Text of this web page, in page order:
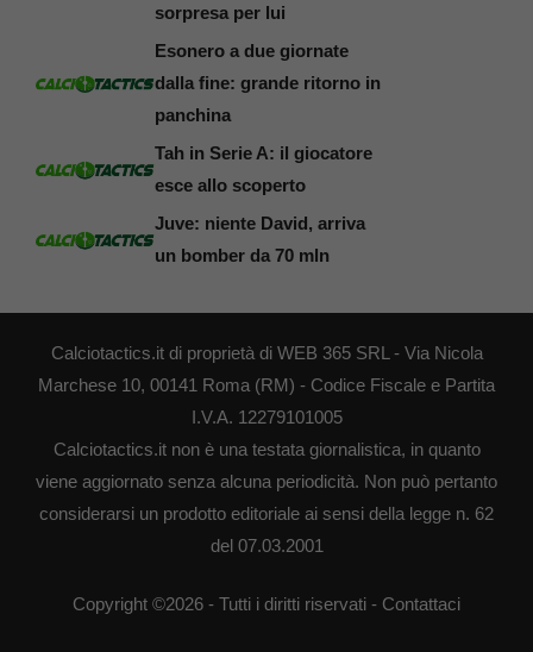
sorpresa per lui
Esonero a due giornate
dalla fine: grande ritorno in
panchina
Tah in Serie A: il giocatore
esce allo scoperto
Juve: niente David, arriva
un bomber da 70 mln
Calciotactics.it di proprietà di WEB 365 SRL - Via Nicola
Marchese 10, 00141 Roma (RM) - Codice Fiscale e Partita
I.V.A. 12279101005
Calciotactics.it non è una testata giornalistica, in quanto
viene aggiornato senza alcuna periodicità. Non può pertanto
considerarsi un prodotto editoriale ai sensi della legge n. 62
del 07.03.2001
Copyright ©2026 - Tutti i diritti riservati - Contattaci